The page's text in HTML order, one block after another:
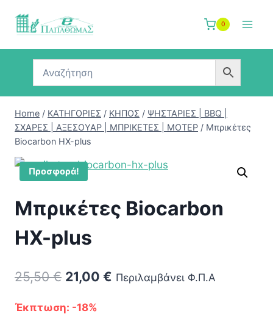
0
Home / ΚΑΤΗΓΟΡΙΕΣ / ΚΗΠΟΣ / ΨΗΣΤΑΡΙΕΣ | BBQ |
ΣΧΑΡΕΣ | ΑΞΕΣΟΥΑΡ | ΜΠΡΙΚΕΤΕΣ | ΜΟΤΕΡ / Μπρικέτες
Biocarbon HX-plus
Προσφορά!
Μπρικέτες Biocarbon
HX-plus
25,50€ Original
was:
21,00 € Η
Περιλαμβάνει Φ.Π.Α
Έκπτωση: -18%